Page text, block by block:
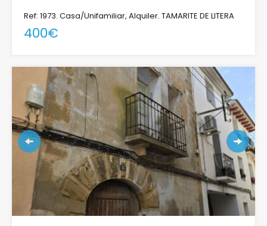
Ref: 1973. Casa/Unifamiliar, Alquiler. TAMARITE DE LITERA
400€